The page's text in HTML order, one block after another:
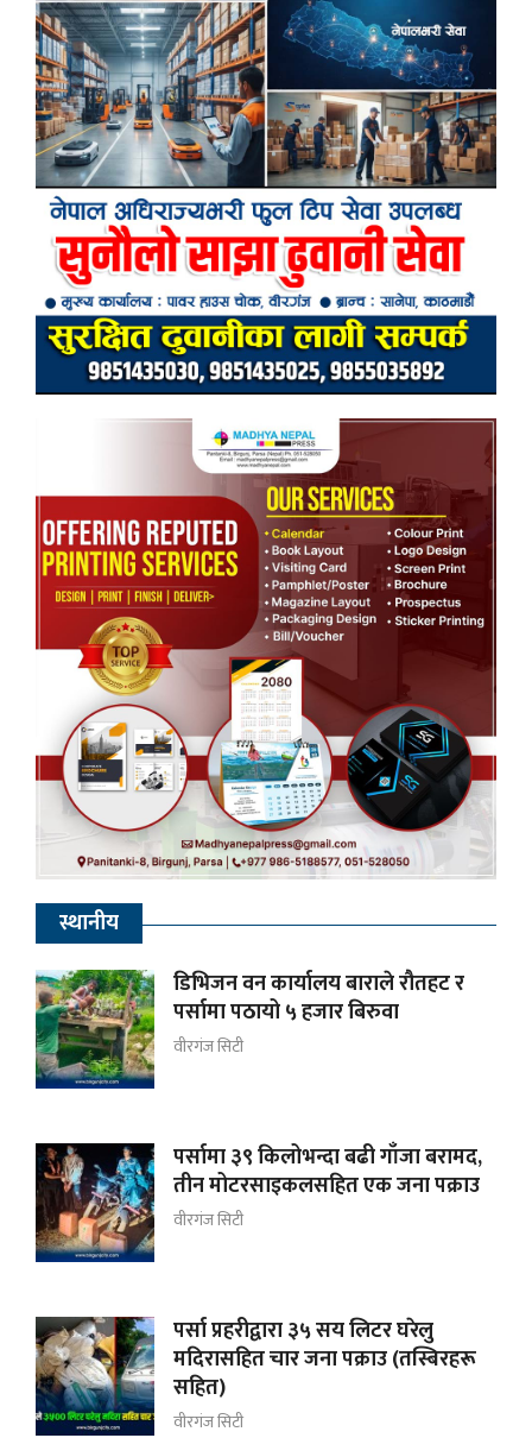
स्थानीय
डिभिजन वन कार्यालय बाराले रौतहट र
पर्सामा पठायो ५ हजार बिरुवा
वीरगंज सिटी
पर्सामा ३९ किलोभन्दा बढी गाँजा बरामद,
तीन मोटरसाइकलसहित एक जना पक्राउ
वीरगंज सिटी
पर्सा प्रहरीद्वारा ३५ सय लिटर घरेलु
मदिरासहित चार जना पक्राउ (तस्बिरहरू
सहित)
वीरगंज सिटी